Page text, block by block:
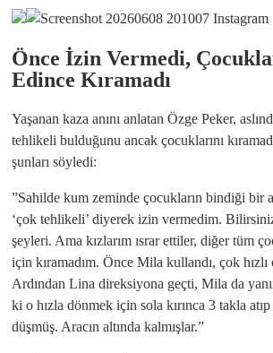
​Önce İzin Vermedi,
Edince Kıramadı
​Yaşanan kaza anını anlatan Özge Peker,
tehlikeli bulduğunu ancak çocuklarını
şunları söyledi:
​”Sahilde kum zeminde çocukların bindiği bir
‘çok tehlikeli’ diyerek izin vermedim.
şeyleri. Ama kızlarım ısrar ettiler, diğer tüm
için kıramadım. Önce Mila kullandı, çok
Ardından Lina direksiyona geçti, Mila da
ki o hızla dönmek için sola kırınca 3 takla
düşmüş. Aracın altında kalmışlar.”